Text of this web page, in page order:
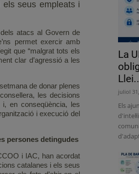
seus empleats i
atacs al Govern de
permet exercir amb
que “malgrat tots els
clar d’agressió a les
de donar plenes
les decisions
en conseqüència, les
i execució del
persones detingudes
i IAC, han acordat
catalanes i els seus
La
juliol
Els